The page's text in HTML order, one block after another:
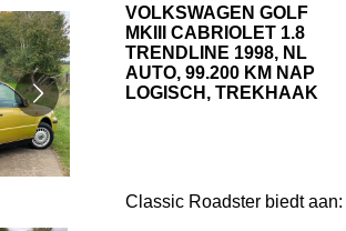
VOLKSWAGEN GOLF
MKIII CABRIOLET 1.8
TRENDLINE 1998, NL
AUTO, 99.200 KM NAP
LOGISCH, TREKHAAK
Classic Roadster biedt aan: